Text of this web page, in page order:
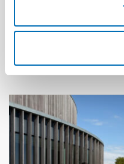
“Active citizenship is